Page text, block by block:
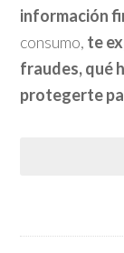
información
consumo, te
fraudes, qué
protegerte